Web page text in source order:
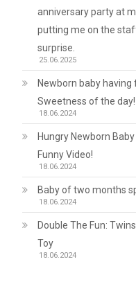
anniversary party at
putting me on the
surprise.
25.06.2025
Newborn baby
Sweetness of the day!
18.06.2024
Hungry Newborn
Funny Video!
18.06.2024
Baby of two months
18.06.2024
Double The Fun:
Toy
18.06.2024